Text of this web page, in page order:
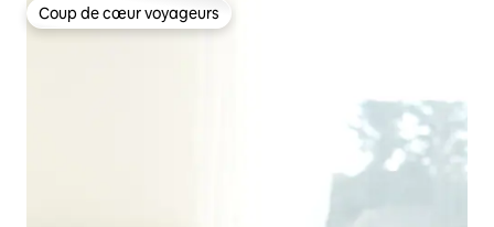
Coup de cœur voyageurs
Coup de cœur voyageurs